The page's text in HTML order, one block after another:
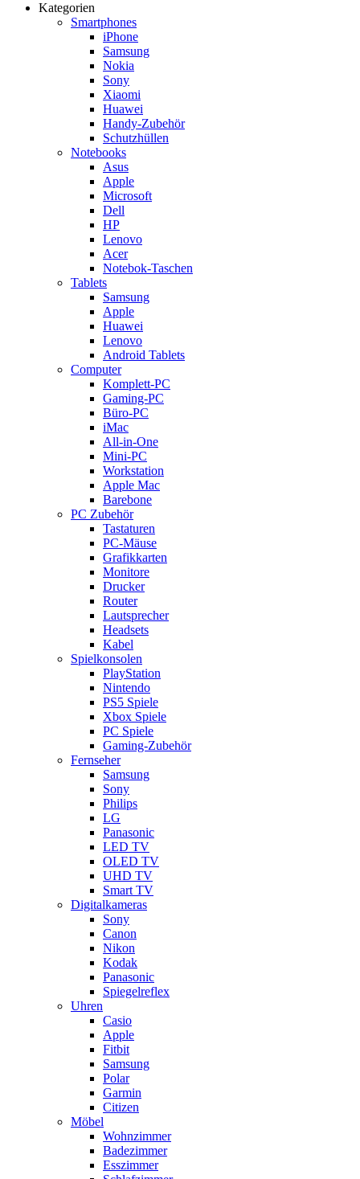
Kategorien
Smartphones
iPhone
Samsung
Nokia
Sony
Xiaomi
Huawei
Handy-Zubehör
Schutzhüllen
Notebooks
Asus
Apple
Microsoft
Dell
HP
Lenovo
Acer
Notebok-Taschen
Tablets
Samsung
Apple
Huawei
Lenovo
Android Tablets
Computer
Komplett-PC
Gaming-PC
Büro-PC
iMac
All-in-One
Mini-PC
Workstation
Apple Mac
Barebone
PC Zubehör
Tastaturen
PC-Mäuse
Grafikkarten
Monitore
Drucker
Router
Lautsprecher
Headsets
Kabel
Spielkonsolen
PlayStation
Nintendo
PS5 Spiele
Xbox Spiele
PC Spiele
Gaming-Zubehör
Fernseher
Samsung
Sony
Philips
LG
Panasonic
LED TV
OLED TV
UHD TV
Smart TV
Digitalkameras
Sony
Canon
Nikon
Kodak
Panasonic
Spiegelreflex
Uhren
Casio
Apple
Fitbit
Samsung
Polar
Garmin
Citizen
Möbel
Wohnzimmer
Badezimmer
Esszimmer